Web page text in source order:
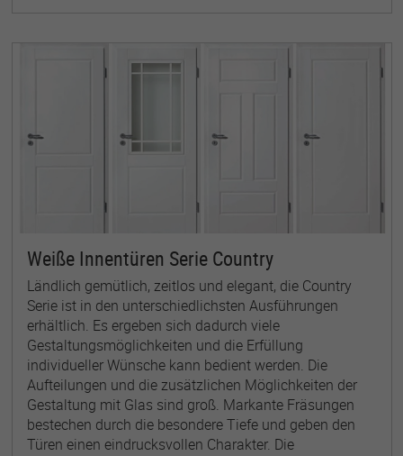
Weiße Innentüren Serie Country
Ländlich gemütlich, zeitlos und elegant, die Country
Serie ist in den unterschiedlichsten Ausführungen
erhältlich. Es ergeben sich dadurch viele
Gestaltungsmöglichkeiten und die Erfüllung
individueller Wünsche kann bedient werden. Die
Aufteilungen und die zusätzlichen Möglichkeiten der
Gestaltung mit Glas sind groß. Markante Fräsungen
bestechen durch die besondere Tiefe und geben den
Türen einen eindrucksvollen Charakter. Die